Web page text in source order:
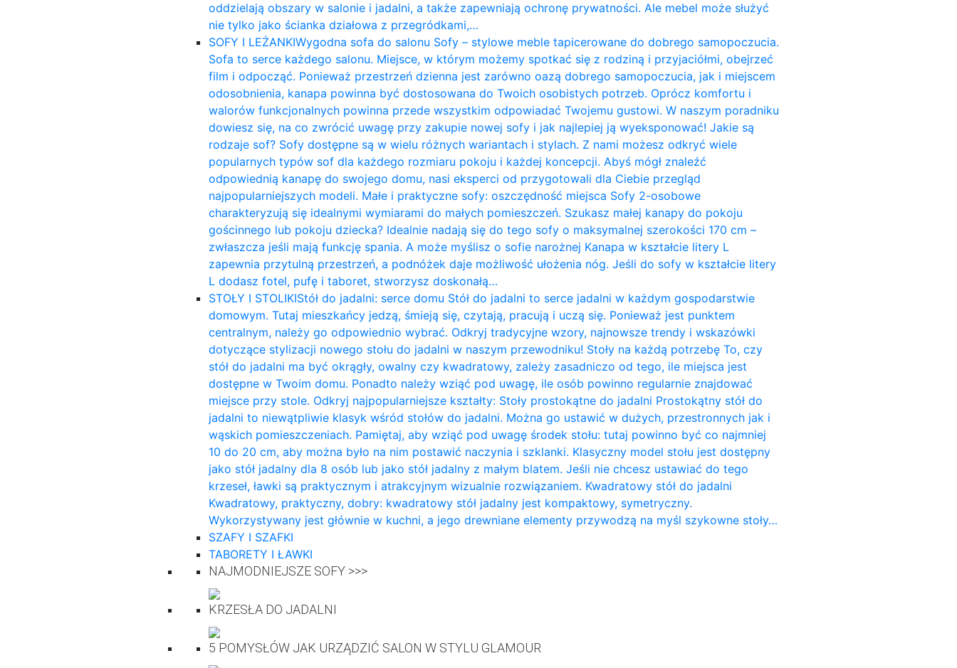
oddzielają obszary w salonie i jadalni, a także zapewniają ochronę prywatności. Ale mebel może służyć
nie tylko jako ścianka działowa z przegródkami,…
SOFY I LEŻANKIWygodna sofa do salonu Sofy – stylowe meble tapicerowane do dobrego samopoczucia.
Sofa to serce każdego salonu. Miejsce, w którym możemy spotkać się z rodziną i przyjaciółmi, obejrzeć
film i odpocząć. Ponieważ przestrzeń dzienna jest zarówno oazą dobrego samopoczucia, jak i miejscem
odosobnienia, kanapa powinna być dostosowana do Twoich osobistych potrzeb. Oprócz komfortu i
walorów funkcjonalnych powinna przede wszystkim odpowiadać Twojemu gustowi. W naszym poradniku
dowiesz się, na co zwrócić uwagę przy zakupie nowej sofy i jak najlepiej ją wyeksponować! Jakie są
rodzaje sof? Sofy dostępne są w wielu różnych wariantach i stylach. Z nami możesz odkryć wiele
popularnych typów sof dla każdego rozmiaru pokoju i każdej koncepcji. Abyś mógł znaleźć
odpowiednią kanapę do swojego domu, nasi eksperci od przygotowali dla Ciebie przegląd
najpopularniejszych modeli. Małe i praktyczne sofy: oszczędność miejsca Sofy 2-osobowe
charakteryzują się idealnymi wymiarami do małych pomieszczeń. Szukasz małej kanapy do pokoju
gościnnego lub pokoju dziecka? Idealnie nadają się do tego sofy o maksymalnej szerokości 170 cm –
zwłaszcza jeśli mają funkcję spania. A może myślisz o sofie narożnej Kanapa w kształcie litery L
zapewnia przytulną przestrzeń, a podnóżek daje możliwość ułożenia nóg. Jeśli do sofy w kształcie litery
L dodasz fotel, pufę i taboret, stworzysz doskonałą…
STOŁY I STOLIKIStół do jadalni: serce domu Stół do jadalni to serce jadalni w każdym gospodarstwie
domowym. Tutaj mieszkańcy jedzą, śmieją się, czytają, pracują i uczą się. Ponieważ jest punktem
centralnym, należy go odpowiednio wybrać. Odkryj tradycyjne wzory, najnowsze trendy i wskazówki
dotyczące stylizacji nowego stołu do jadalni w naszym przewodniku! Stoły na każdą potrzebę To, czy
stół do jadalni ma być okrągły, owalny czy kwadratowy, zależy zasadniczo od tego, ile miejsca jest
dostępne w Twoim domu. Ponadto należy wziąć pod uwagę, ile osób powinno regularnie znajdować
miejsce przy stole. Odkryj najpopularniejsze kształty: Stoły prostokątne do jadalni Prostokątny stół do
jadalni to niewątpliwie klasyk wśród stołów do jadalni. Można go ustawić w dużych, przestronnych jak i
wąskich pomieszczeniach. Pamiętaj, aby wziąć pod uwagę środek stołu: tutaj powinno być co najmniej
10 do 20 cm, aby można było na nim postawić naczynia i szklanki. Klasyczny model stołu jest dostępny
jako stół jadalny dla 8 osób lub jako stół jadalny z małym blatem. Jeśli nie chcesz ustawiać do tego
krzeseł, ławki są praktycznym i atrakcyjnym wizualnie rozwiązaniem. Kwadratowy stół do ​​jadalni
Kwadratowy, praktyczny, dobry: kwadratowy stół jadalny jest kompaktowy, symetryczny.
Wykorzystywany jest głównie w kuchni, a jego drewniane elementy przywodzą na myśl szykowne stoły…
SZAFY I SZAFKI
TABORETY I ŁAWKI
NAJMODNIEJSZE SOFY >>>
KRZESŁA DO JADALNI
5 POMYSŁÓW JAK URZĄDZIĆ SALON W STYLU GLAMOUR